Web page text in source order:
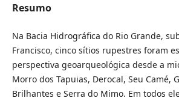
Resumo
Na Bacia Hidrográfica do Rio Grande,
Francisco, cinco sítios rupestres foram
perspectiva geoarqueológica desde a
Morro dos Tapuias, Derocal, Seu Camé,
Brilhantes e Serra do Mimo. Em todos